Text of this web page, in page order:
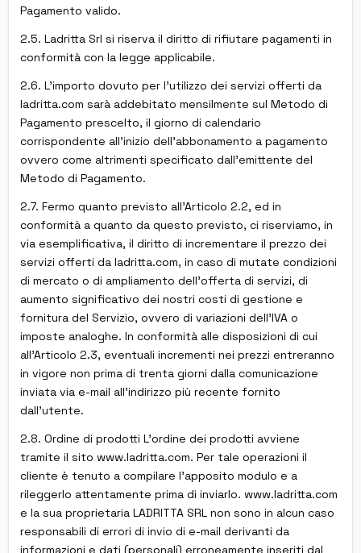
Pagamento valido.
2.5. Ladritta Srl si riserva il diritto di rifiutare pagamenti in
conformità con la legge applicabile.
2.6. L'importo dovuto per l'utilizzo dei servizi offerti da
ladritta.com sarà addebitato mensilmente sul Metodo di
Pagamento prescelto, il giorno di calendario
corrispondente all'inizio dell'abbonamento a pagamento
ovvero come altrimenti specificato dall'emittente del
Metodo di Pagamento.
2.7. Fermo quanto previsto all'Articolo 2.2, ed in
conformità a quanto da questo previsto, ci riserviamo, in
via esemplificativa, il diritto di incrementare il prezzo dei
servizi offerti da ladritta.com, in caso di mutate condizioni
di mercato o di ampliamento dell'offerta di servizi, di
aumento significativo dei nostri costi di gestione e
fornitura del Servizio, ovvero di variazioni dell'IVA o
imposte analoghe. In conformità alle disposizioni di cui
all'Articolo 2.3, eventuali incrementi nei prezzi entreranno
in vigore non prima di trenta giorni dalla comunicazione
inviata via e-mail all'indirizzo più recente fornito
dall'utente.
2.8. Ordine di prodotti L'ordine dei prodotti avviene
tramite il sito www.ladritta.com. Per tale operazioni il
cliente è tenuto a compilare l'apposito modulo e a
rileggerlo attentamente prima di inviarlo. www.ladritta.com
e la sua proprietaria LADRITTA SRL non sono in alcun caso
responsabili di errori di invio di e-mail derivanti da
informazioni e dati (personali) erroneamente inseriti dal